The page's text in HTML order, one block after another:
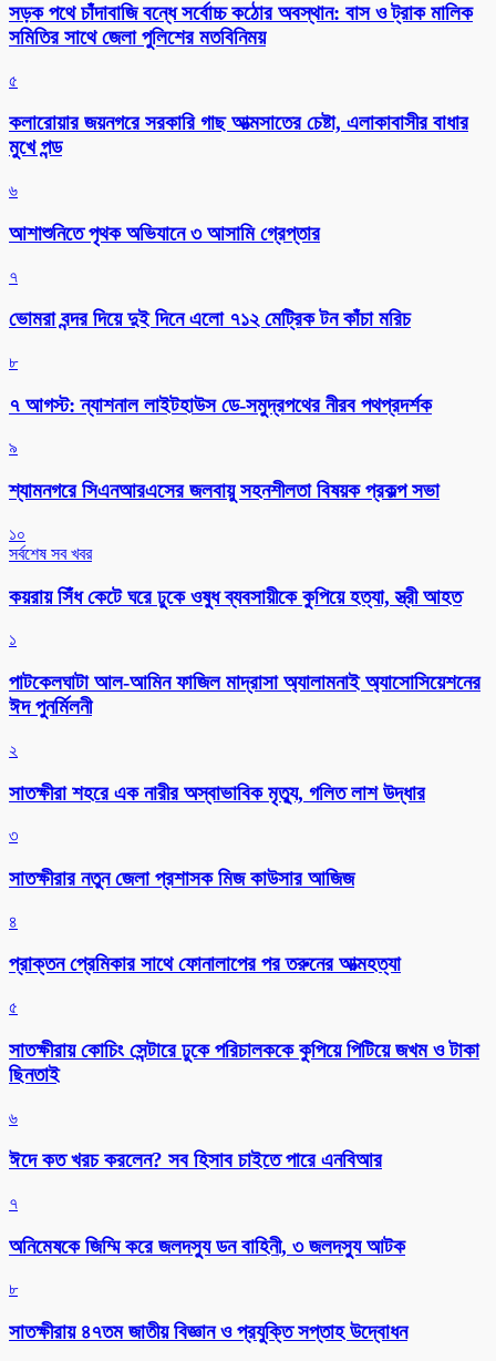
সড়ক পথে চাঁদাবাজি বন্ধে সর্বোচ্চ কঠোর অবস্থান: বাস ও ট্রাক মালিক
সমিতির সাথে জেলা পুলিশের মতবিনিময়
৫
কলারোয়ার জয়নগরে সরকারি গাছ আত্মসাতের চেষ্টা, এলাকাবাসীর বাধার
মুখে পন্ড
৬
আশাশুনিতে পৃথক অভিযানে ৩ আসামি গ্রেপ্তার
৭
ভোমরা বন্দর দিয়ে দুই দিনে এলো ৭১২ মেট্রিক টন কাঁচা মরিচ
৮
৭ আগস্ট: ন্যাশনাল লাইটহাউস ডে-সমুদ্রপথের নীরব পথপ্রদর্শক
৯
শ্যামনগরে সিএনআরএসের জলবায়ু সহনশীলতা বিষয়ক প্রকল্প সভা
১০
সর্বশেষ সব খবর
কয়রায় সিঁধ কেটে ঘরে ঢুকে ওষুধ ব্যবসায়ীকে কুপিয়ে হত্যা, স্ত্রী আহত
১
পাটকেলঘাটা আল-আমিন ফাজিল মাদ্রাসা অ্যালামনাই অ্যাসোসিয়েশনের
ঈদ পুনর্মিলনী
২
সাতক্ষীরা শহরে এক নারীর অস্বাভাবিক মৃত্যু, গলিত লাশ উদ্ধার
৩
সাতক্ষীরার নতুন জেলা প্রশাসক মিজ কাউসার আজিজ
৪
প্রাক্তন প্রেমিকার সাথে ফোনালাপের পর তরুনের আত্মহত্যা
৫
সাতক্ষীরায় কোচিং সেন্টারে ঢুকে পরিচালককে কুপিয়ে পিটিয়ে জখম ও টাকা
ছিনতাই
৬
ঈদে কত খরচ করলেন? সব হিসাব চাইতে পারে এনবিআর
৭
অনিমেষকে জিম্মি করে জলদস্যু ডন বাহিনী, ৩ জলদস্যু আটক
৮
সাতক্ষীরায় ৪৭তম জাতীয় বিজ্ঞান ও প্রযুক্তি সপ্তাহ উদ্বোধন